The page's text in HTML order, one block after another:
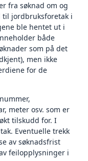
fra søknad om og
jordbruksforetak i
ble hentet ut i
både
som på det
men ikke
for de
meter osv. som er
tilskudd for. I
Eventuelle trekk
av søknadsfrist
feilopplysninger i